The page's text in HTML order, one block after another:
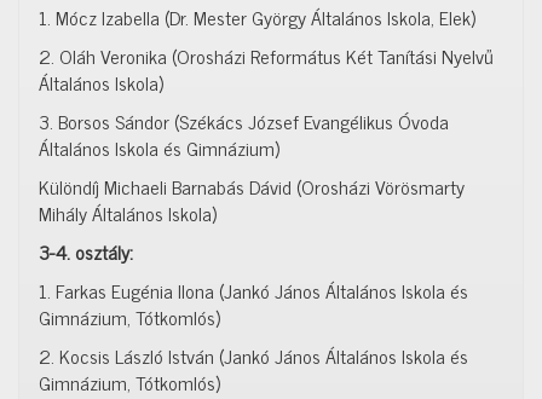
1. Mócz Izabella (Dr. Mester György Általános Iskola, Elek)
2. Oláh Veronika (Orosházi Református Két Tanítási Nyelvű
Általános Iskola)
3. Borsos Sándor (Székács József Evangélikus Óvoda
Általános Iskola és Gimnázium)
Különdíj Michaeli Barnabás Dávid (Orosházi Vörösmarty
Mihály Általános Iskola)
3-4. osztály:
1. Farkas Eugénia Ilona (Jankó János Általános Iskola és
Gimnázium, Tótkomlós)
2. Kocsis László István (Jankó János Általános Iskola és
Gimnázium, Tótkomlós)